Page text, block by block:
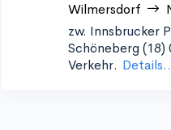
Wilmersdorf
zw. Innsbrucker
Schöneberg (18)
Verkehr.